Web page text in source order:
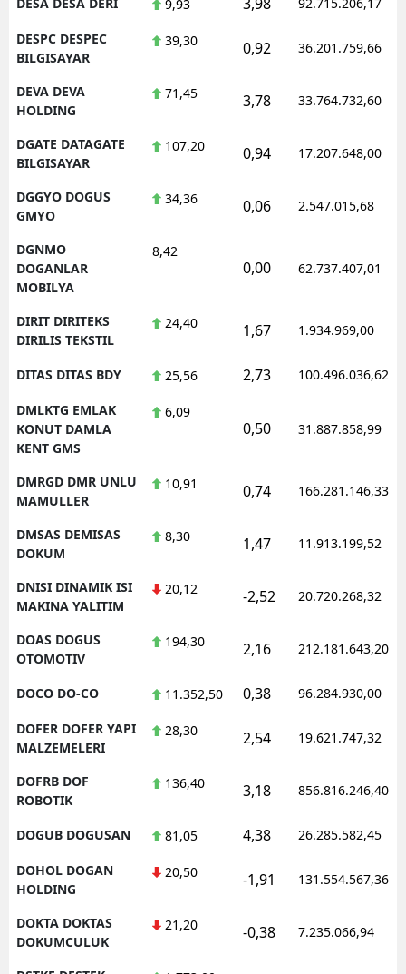
9,93
DESPC DESPEC
BILGISAYAR
39,30 0,92 36.201.759,66
DEVA DEVA
HOLDING
71,45 3,78 33.764.732,60
DGATE DATAGATE
BILGISAYAR
107,20 0,94 17.207.648,00
DGGYO DOGUS
GMYO
34,36 0,06 2.547.015,68
DGNMO
DOGANLAR
MOBILYA
8,42
0,00 62.737.407,01
DIRIT DIRITEKS
DIRILIS TEKSTIL
24,40 1,67 1.934.969,00
DITAS DITAS BDY 25,56 2,73 100.496.036,62
DMLKTG EMLAK
KONUT DAMLA
KENT GMS
6,09
0,50 31.887.858,99
DMRGD DMR UNLU
MAMULLER
10,91 0,74 166.281.146,33
DMSAS DEMISAS
DOKUM
8,30 1,47 11.913.199,52
DNISI DINAMIK ISI
MAKINA YALITIM
20,12 -2,52 20.720.268,32
DOAS DOGUS
OTOMOTIV
194,30 2,16 212.181.643,20
DOCO DO-CO 11.352,50 0,38 96.284.930,00
DOFER DOFER YAPI
MALZEMELERI
28,30 2,54 19.621.747,32
DOFRB DOF
ROBOTIK
136,40 3,18 856.816.246,40
DOGUB DOGUSAN 81,05 4,38 26.285.582,45
DOHOL DOGAN
HOLDING
20,50 -1,91 131.554.567,36
DOKTA DOKTAS
DOKUMCULUK
21,20 -0,38 7.235.066,94